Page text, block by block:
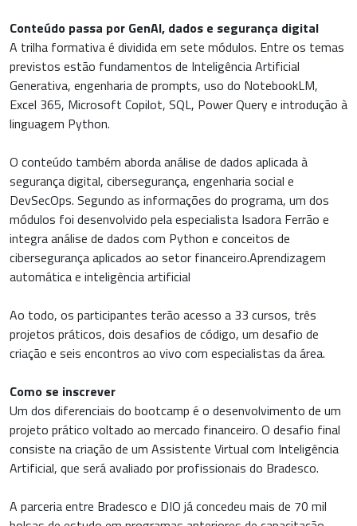
Conteúdo passa por GenAI, dados e segurança digital
A trilha formativa é dividida em sete módulos. Entre os temas
previstos estão fundamentos de Inteligência Artificial
Generativa, engenharia de prompts, uso do NotebookLM,
Excel 365, Microsoft Copilot, SQL, Power Query e introdução à
linguagem Python.
O conteúdo também aborda análise de dados aplicada à
segurança digital, cibersegurança, engenharia social e
DevSecOps. Segundo as informações do programa, um dos
módulos foi desenvolvido pela especialista Isadora Ferrão e
integra análise de dados com Python e conceitos de
cibersegurança aplicados ao setor financeiro.Aprendizagem
automática e inteligência artificial
Ao todo, os participantes terão acesso a 33 cursos, três
projetos práticos, dois desafios de código, um desafio de
criação e seis encontros ao vivo com especialistas da área.
Como se inscrever
Um dos diferenciais do bootcamp é o desenvolvimento de um
projeto prático voltado ao mercado financeiro. O desafio final
consiste na criação de um Assistente Virtual com Inteligência
Artificial, que será avaliado por profissionais do Bradesco.
A parceria entre Bradesco e DIO já concedeu mais de 70 mil